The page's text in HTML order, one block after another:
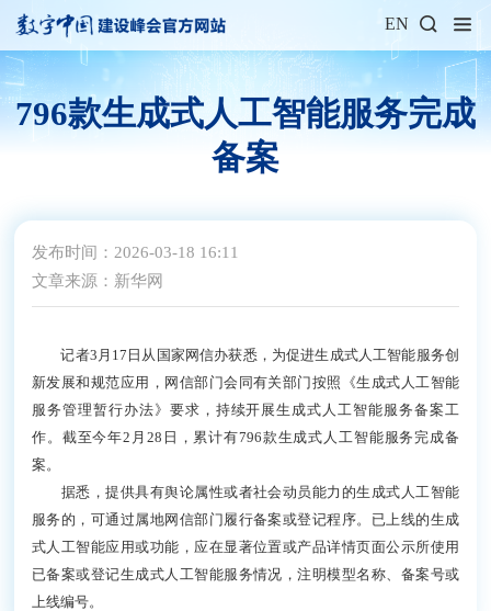
EN
796款生成式人工智能服务完成
备案
发布时间：2026-03-18 16:11
文章来源：新华网
记者3月17日从国家网信办获悉，为促进生成式人工智能服务创
新发展和规范应用，网信部门会同有关部门按照《生成式人工智能
服务管理暂行办法》要求，持续开展生成式人工智能服务备案工
作。截至今年2月28日，累计有796款生成式人工智能服务完成备
案。
据悉，提供具有舆论属性或者社会动员能力的生成式人工智能
服务的，可通过属地网信部门履行备案或登记程序。已上线的生成
式人工智能应用或功能，应在显著位置或产品详情页面公示所使用
已备案或登记生成式人工智能服务情况，注明模型名称、备案号或
上线编号。